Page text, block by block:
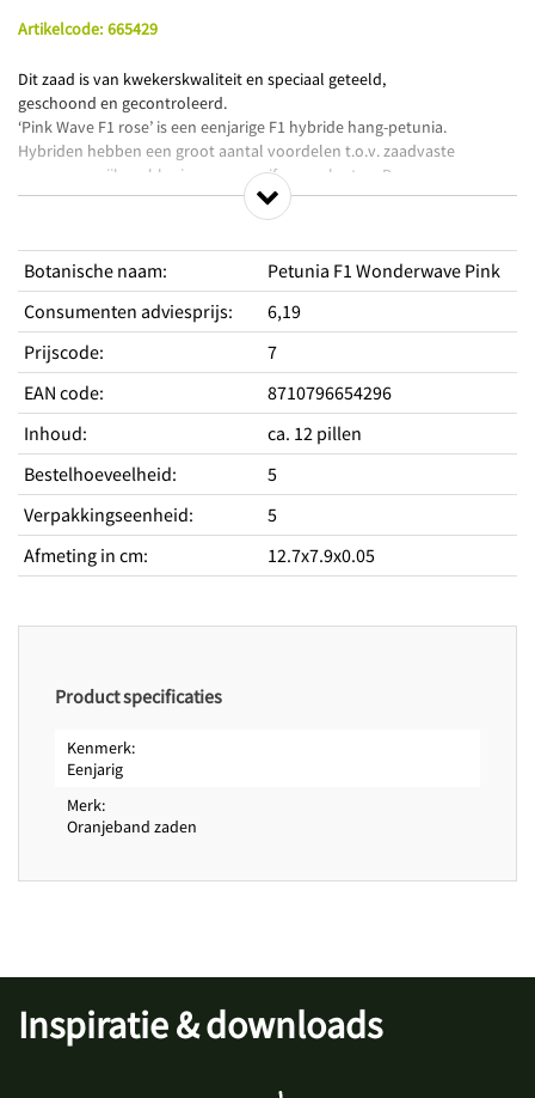
Artikelcode: 665429
Dit zaad is van kwekerskwaliteit en speciaal geteeld,
geschoond en gecontroleerd.
‘Pink Wave F1 rose’ is een eenjarige F1 hybride hang-petunia.
Hybriden hebben een groot aantal voordelen t.o.v. zaadvaste
rassen: o.a. rijkere bloei en meer uniforme planten. De
Fortunia serie geeft de gehele zomer een overvloed aan middelgrote
bloemen. Het gewas blijft laag en geeft kleine
blaadjes. Voor zon en lichte schaduw. Hoogte 25 cm.
Geschikt voor bakken en hanging baskets.
Zaaien: in maart-april onder glas of in een zaaibakje binnenshuis.
Heel vroege zaai zelfs al vanaf februari. Zaai in vochtige grond.
Zaaisel niet afdekken met grond. Opkweektemperatuur 20°C.
verspenen
(de plantjes wijder zetten) zodra de plantjes 3 cm hoog
zijn. Vanaf mei afharden (aan de lagere temperaturen laten wennen)
en buiten uitplanten op 25 cm onderlinge afstand, of in bakken
en baskets.
Bloei: van eind juni tot in oktober.
Productkenmerken
Prachtig rijk bloeiend
Standplaats licht
Zon
Periodes
Zaaitijd binnen van
Zaaitijd binnen tot
Botanische naam:
Petunia F1 Wonderwave Pink
Consumenten adviesprijs:
6,19
Prijscode:
7
EAN code:
8710796654296
Inhoud:
ca. 12 pillen
Bestelhoeveelheid:
5
Verpakkingseenheid:
5
Afmeting in cm: 12.7x7.9x0.05
Product specificaties
Kenmerk
Eenjarig
Merk
Oranjeband zaden
Inspiratie & downloads